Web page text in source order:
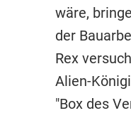
wäre,
der
Rex
Alien-
"Box des